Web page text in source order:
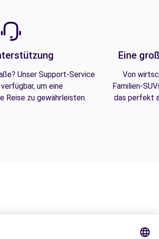
Unser Support-Service
um eine
Reise zu gewährleisten.
Eine
Von
Familien-
das perfekt
| Dachträger | Skiträger |